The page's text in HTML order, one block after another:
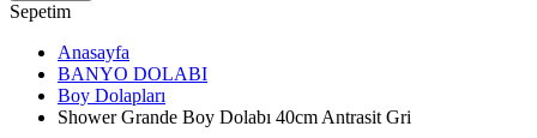
Sepetim
Anasayfa
BANYO DOLABI
Boy Dolapları
Shower Grande Boy Dolabı 40cm Antrasit Gri